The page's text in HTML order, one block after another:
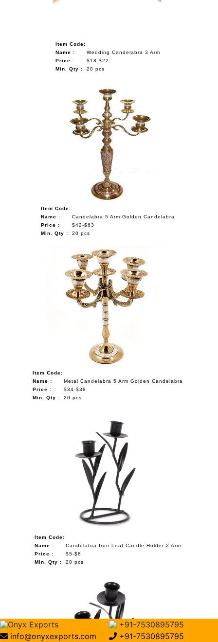
Item Code:
Name :
Wedding Candelabra 3 Arm
Price :
$18-$22
Min. Qty :
20 pcs
Item Code:
Name :
Candelabra 5 Arm Golden Candelabra
Price :
$42-$63
Min. Qty :
20 pcs
Item Code:
Name :
Metal Candelabra 5 Arm Golden Candelabra
Price :
$34-$38
Min. Qty :
20 pcs
Item Code:
Name :
Candelabra Iron Leaf Candle Holder 2 Arm
Price :
$5-$8
Min. Qty :
20 pcs
Onyx Exports
+91-7530895795
info@onyxexports.com
+91-7530895795